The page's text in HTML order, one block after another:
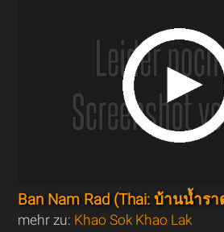
Ban Nam Rad (Thai: บ้านน้ำรา
mehr zu: Khao Sok Khao Lak